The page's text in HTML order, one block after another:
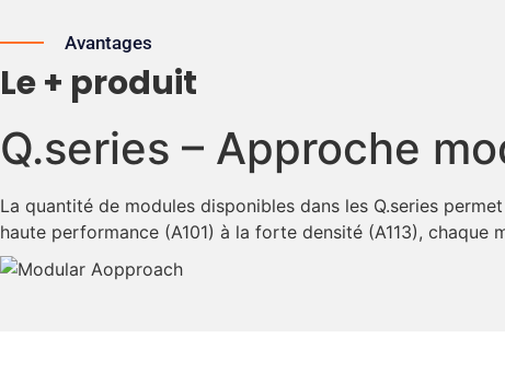
Avantages
Le + produit
Q.series – Approche
La quantité de modules disponibles dans les Q.series
haute performance (A101) à la forte densité (A113),